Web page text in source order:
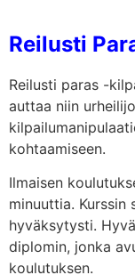
Reilusti
Reilusti paras -
auttaa niin
kohtaamiseen.
Ilmaisen
minuuttia.
hyväksytysti.
diplomin, jonka
koulutuksen.